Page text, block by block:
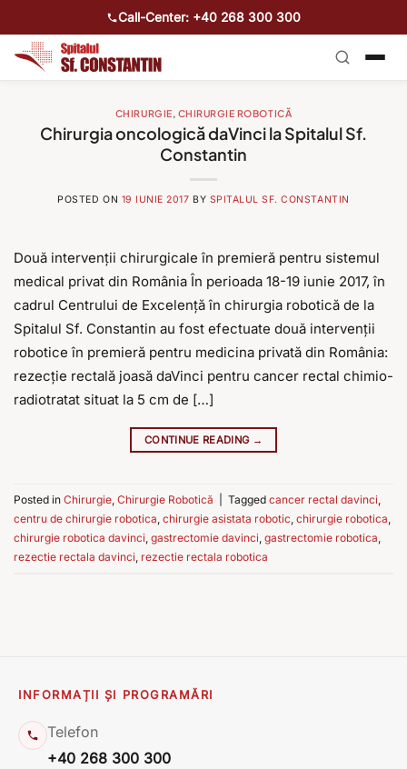
Call-Center: +40 268 300 300
CHIRURGIE, CHIRURGIE ROBOTICĂ
Chirurgia oncologică daVinci la Spitalul Sf.
Constantin
POSTED ON 19 IUNIE 2017 BY SPITALUL SF. CONSTANTIN
Două intervenții chirurgicale în premieră pentru sistemul
medical privat din România În perioada 18-19 iunie 2017, în
cadrul Centrului de Excelență în chirurgia robotică de la
Spitalul Sf. Constantin au fost efectuate două intervenții
robotice în premieră pentru medicina privată din România:
rezecție rectală joasă daVinci pentru cancer rectal chimio-
radiotratat situat la 5 cm de […]
CONTINUE READING →
Posted in Chirurgie, Chirurgie Robotică Tagged cancer rectal davinci,
centru de chirurgie robotica, chirurgie asistata robotic, chirurgie robotica,
chirurgie robotica davinci, gastrectomie davinci, gastrectomie robotica,
rezectie rectala davinci, rezectie rectala robotica
INFORMAȚII ȘI PROGRAMĂRI
Telefon
+40 268 300 300